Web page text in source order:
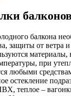
балкона
защиты от ветра
при
любыми
остекление
теплое –